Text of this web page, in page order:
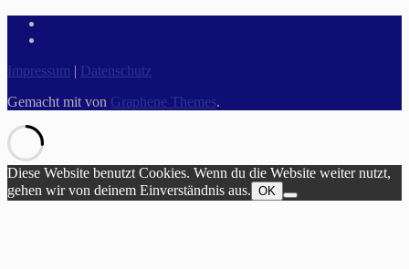
Impressum | Datenschutz
Gemacht mitvon Graphene Themes.
Diese Website benutzt Cookies. Wenn du die Website weiter nutzt,
gehen wir von deinem Einverständnis aus. OK